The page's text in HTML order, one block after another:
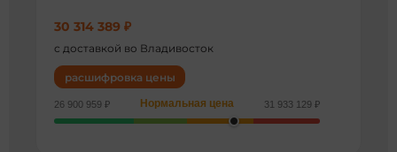
30 314 389 ₽
с доставкой во Владивосток
расшифровка цены
26 900 959 ₽ Нормальная цена 31 933 129 ₽